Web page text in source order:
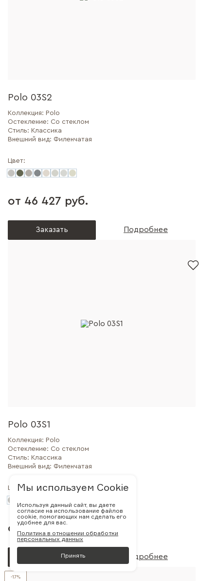
Polo 03S2
Коллекция: Polo
Остекление: Со стеклом
Стиль: Классика
Внешний вид: Филенчатая
Цвет:
от 46 427 руб.
Заказать Подробнее
Polo 03S1
Коллекция: Polo
Остекление: Со стеклом
Стиль: Классика
Внешний вид: Филенчатая
Цвет:
от 44 632 руб.
Заказать Подробнее
-17%
Мы используем Cookie
Используя данный сайт, вы даете
согласие на использование файлов
cookie, помогающих нам сделать его
удобнее для вас.
Политика в отношении обработки
персональных данных
Принять